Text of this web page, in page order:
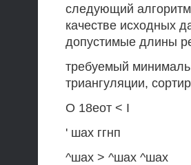
следующий
качестве исходных
допустимые длины
требуемый
триангуляции,
О 18еот < I
' шах ггнп
^шах > ^шах ^шах